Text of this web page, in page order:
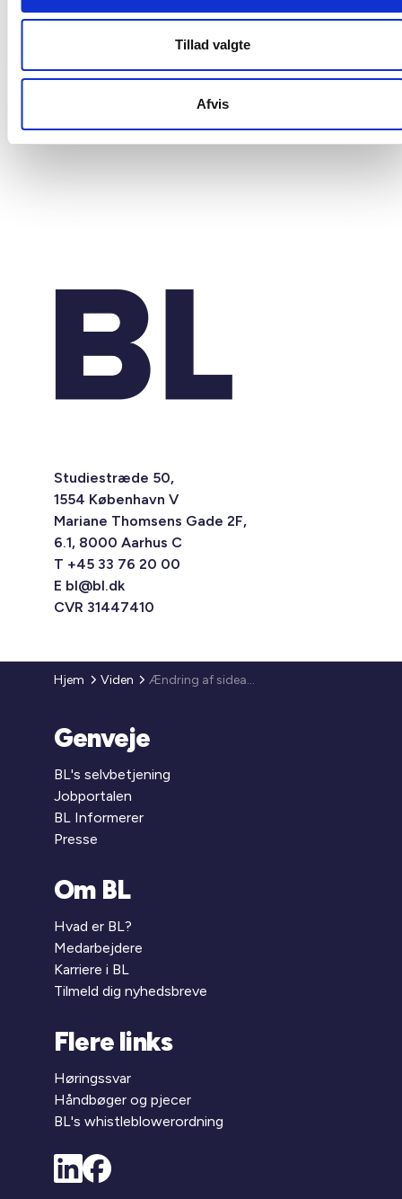
Tillad valgte
Afvis
Studiestræde 50,
1554 København V
Mariane Thomsens Gade 2F,
6.1, 8000 Aarhus C
T +45 33 76 20 00
E bl@bl.dk
CVR 31447410
Hjem Viden Ændring af sideaktivitetsbekendtgørelsen m.v. - flere muligheder for erhverv i problemramte områder
Genveje
BL's selvbetjening
Jobportalen
BL Informerer
Presse
Om BL
Hvad er BL?
Medarbejdere
Karriere i BL
Tilmeld dig nyhedsbreve
Flere links
Høringssvar
Håndbøger og pjecer
BL's whistleblowerordning